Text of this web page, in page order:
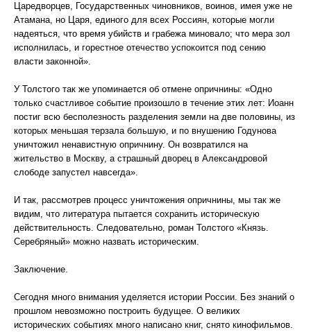
Царедворцев, Государственных чиновников, воинов, имея уже не
Атамана, но Царя, единого для всех Россиян, которые могли
надеяться, что время убийств и грабежа миновало; что мера зол
исполнилась, и горестное отечество успокоится под сению
власти законной».
У Толстого так же упоминается об отмене опричнины: «Одно
только счастливое событие произошло в течение этих лет: Иоанн
постиг всю бесполезность разделения земли на две половины, из
которых меньшая терзала большую, и по внушению Годунова
уничтожил ненавистную опричнину. Он возвратился на
жительство в Москву, а страшный дворец в Александровой
слободе запустел навсегда».
И так, рассмотрев процесс уничтожения опричнины, мы так же
видим, что литература пытается сохранить историческую
действительность. Следовательно, роман Толстого «Князь.
Серебряный» можно назвать историческим.
Заключение.
Сегодня много внимания уделяется истории России. Без знаний о
прошлом невозможно построить будущее. О великих
исторических событиях много написано книг, снято кинофильмов.